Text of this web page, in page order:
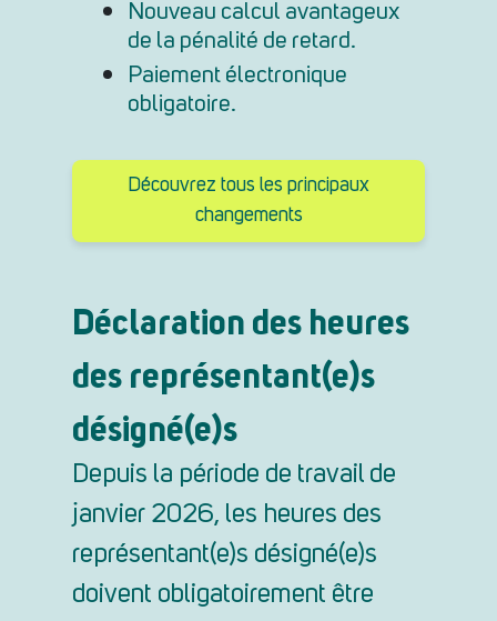
Nouveau calcul avantageux
de la pénalité de retard.
Paiement électronique
obligatoire.
Découvrez tous les principaux
changements
Déclaration des heures
des représentant(e)s
désigné(e)s
Depuis la période de travail de
janvier 2026, les heures des
représentant(e)s désigné(e)s
doivent obligatoirement être